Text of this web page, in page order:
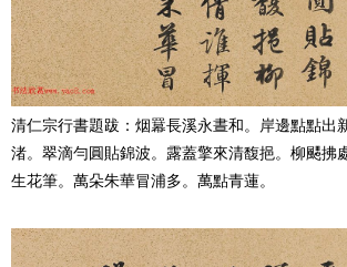
清仁宗行書題跋：烟羃長溪永晝和。岸邊點點出
渚。翠滴勻圓貼錦波。露蓋擎來清馥挹。柳颸拂
生花筆。萬朵朱華冒浦多。萬點青蓮。